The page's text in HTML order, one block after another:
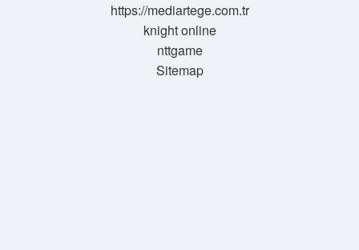
https://mediartege.com.tr
knight online
nttgame
Sitemap